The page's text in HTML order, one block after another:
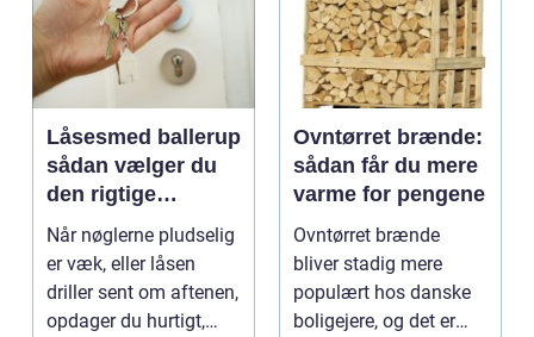
Låsesmed ballerup
sådan vælger du
den rigtige
låsepartner
Når nøglerne pludselig
er væk, eller låsen
driller sent om aftenen,
opdager du hurtigt,
Ovntørret brænde:
sådan får du mere
varme for pengene
Ovntørret brænde
bliver stadig mere
populært hos danske
boligejere, og det er